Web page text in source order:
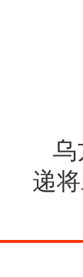
乌
递